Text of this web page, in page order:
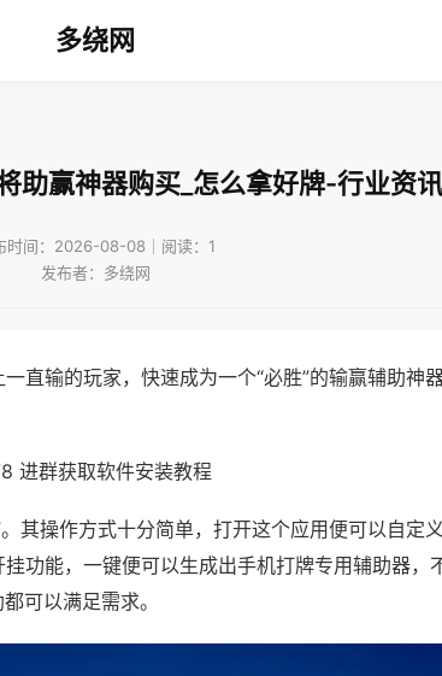
多绕网
助赢神器购买_怎么拿好牌-行业资讯
时间：2026-08-08｜阅读：1
发布者：多绕网
直输的玩家，快速成为一个“必胜”的输赢辅助神
进群获取软件安装教程
其操作方式十分简单，打开这个应用便可以自定
功能，一键便可以生成出手机打牌专用辅助器，
可以满足需求。